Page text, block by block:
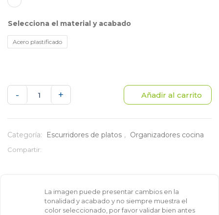
material y acabado
Acero plastificado
-
Platero
organizador
de
para
cocina
+ Añadir al carrito
Categoría: Escurridores de platos , Organizadores cocina
Compartir:
La imagen puede presentar cambios en la
tonalidad y acabado y no siempre muestra el
color seleccionado, por favor validar bien antes